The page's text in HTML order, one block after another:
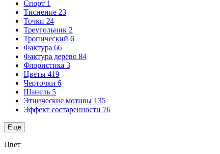
Спорт 1
Тиснение 23
Точки 24
Треугольник 2
Тропический 6
Фактура 66
Фактура дерево 84
Флористика 3
Цветы 419
Черточки 6
Шанель 5
Этнические мотивы 135
Эффект состаренности 76
Ещё
Цвет